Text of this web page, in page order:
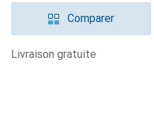
Comparer
livraison gratuite